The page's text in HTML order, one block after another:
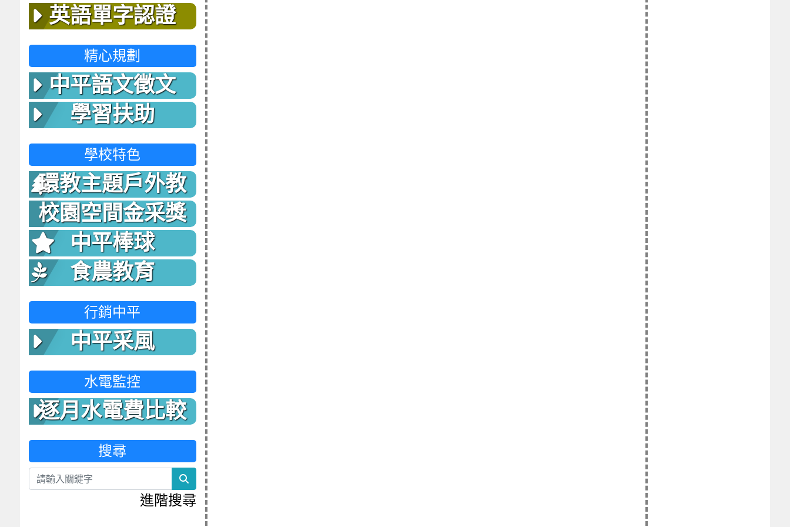
英語單字認證
精心規劃
中平語文徵文
學習扶助
學校特色
環教主題戶外教
室
校園空間金采獎
中平棒球
食農教育
行銷中平
中平采風
水電監控
逐月水電費比較
表
搜尋
search
進階搜尋